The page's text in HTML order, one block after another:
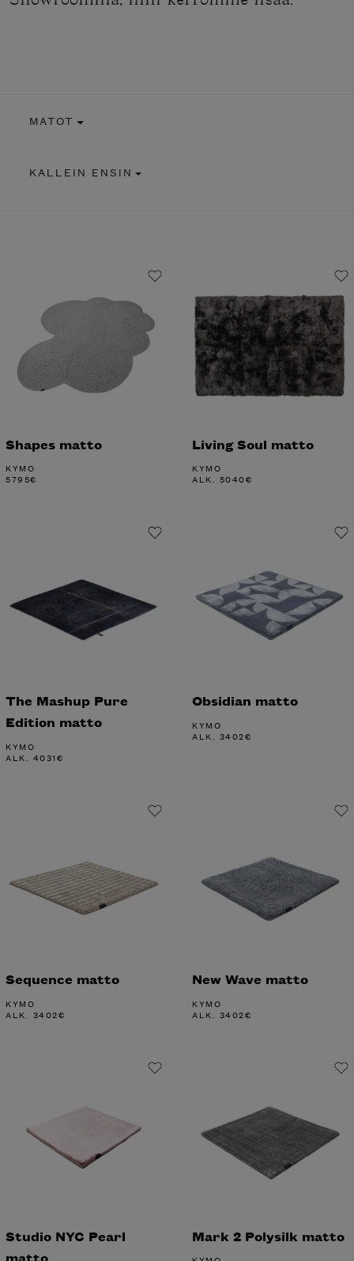
MATOT
KALLEIN ENSIN
Shapes matto
KYMO
5795€
Living Soul matto
KYMO
ALK. 5040€
The Mashup Pure
Edition matto
KYMO
ALK. 4031€
Obsidian matto
KYMO
ALK. 3402€
Sequence matto
KYMO
ALK. 3402€
New Wave matto
KYMO
ALK. 3402€
Studio NYC Pearl
matto
Mark 2 Polysilk matto